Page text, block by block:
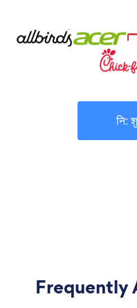
नि:
Frequently